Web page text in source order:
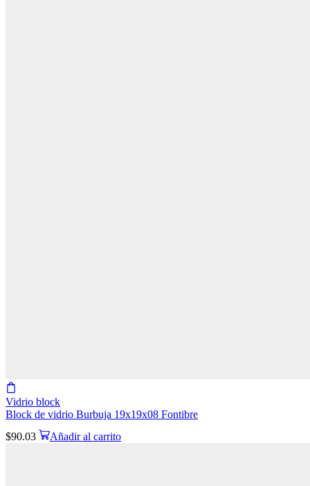
Vidrio block
Block de vidrio Burbuja 19x19x08 Fontibre
$90.03 Añadir al carrito